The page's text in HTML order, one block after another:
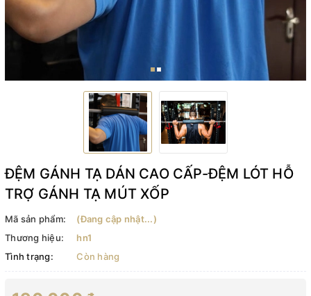
ĐỆM GÁNH TẠ DÁN CAO CẤP-ĐỆM LÓT HỖ
TRỢ GÁNH TẠ MÚT XỐP
Mã sản phẩm:
(Đang cập nhật...)
Thương hiệu:
hn1
Tình trạng:
Còn hàng